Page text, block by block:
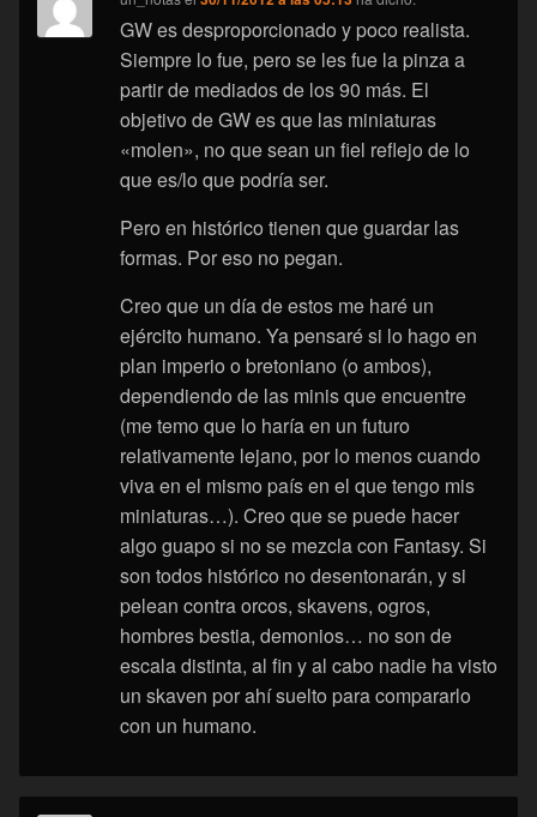
GW es desproporcionado y poco realista.
Siempre lo fue, pero se les fue la pinza a
partir de mediados de los 90 más. El
objetivo de GW es que las miniaturas
«molen», no que sean un fiel reflejo de lo
que es/lo que podría ser.
Pero en histórico tienen que guardar las
formas. Por eso no pegan.
Creo que un día de estos me haré un
ejército humano. Ya pensaré si lo hago en
plan imperio o bretoniano (o ambos),
dependiendo de las minis que encuentre
(me temo que lo haría en un futuro
relativamente lejano, por lo menos cuando
viva en el mismo país en el que tengo mis
miniaturas…). Creo que se puede hacer
algo guapo si no se mezcla con Fantasy. Si
son todos histórico no desentonarán, y si
pelean contra orcos, skavens, ogros,
hombres bestia, demonios… no son de
escala distinta, al fin y al cabo nadie ha visto
un skaven por ahí suelto para compararlo
con un humano.